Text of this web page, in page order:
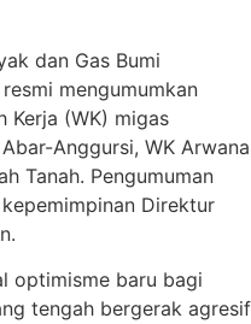
dan Gas Bumi
mengumumkan
Kerja (WK) migas
Anggursi, WK Arwana
Tanah. Pengumuman
Direktur
optimisme baru bagi
tengah bergerak agresif